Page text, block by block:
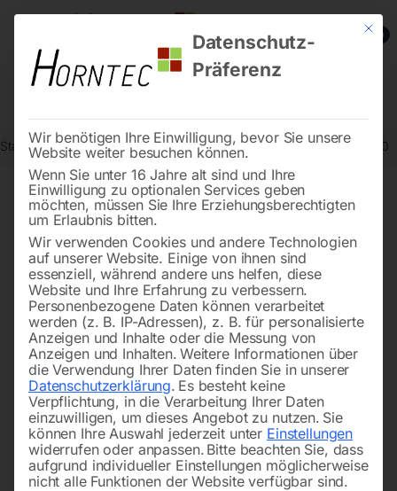
0
Start Holzbearbeitung Werkstattausstattung Arbeitstisch HT 600
Mit
Datenschutz-
Präferenz
Wir benötigen Ihre Einwilligung, bevor Sie unsere
Website weiter besuchen können.
Wenn Sie unter 16 Jahre alt sind und Ihre
Einwilligung zu optionalen Services geben
möchten, müssen Sie Ihre Erziehungsberechtigten
um Erlaubnis bitten.
Wir verwenden Cookies und andere Technologien
auf unserer Website. Einige von ihnen sind
essenziell, während andere uns helfen, diese
Website und Ihre Erfahrung zu verbessern.
Personenbezogene Daten können verarbeitet
werden (z. B. IP-Adressen), z. B. für personalisierte
Anzeigen und Inhalte oder die Messung von
Anzeigen und Inhalten. Weitere Informationen über
die Verwendung Ihrer Daten finden Sie in unserer
Datenschutzerklärung. Es besteht keine
Verpflichtung, in die Verarbeitung Ihrer Daten
einzuwilligen, um dieses Angebot zu nutzen. Sie
können Ihre Auswahl jederzeit unter Einstellungen
widerrufen oder anpassen. Bitte beachten Sie, dass
aufgrund individueller Einstellungen möglicherweise
nicht alle Funktionen der Website verfügbar sind.